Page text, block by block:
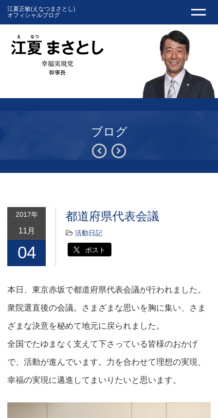
江夏正敏(えなつまさとし)
オフィシャルブログ
ブログ
2017年
11月
04
都道府県代表会議
活動日記
ポスト
本日、東京赤坂で都道府県代表会議が行われました。
衆院選直後の会議。さまざまな思いを胸に集い、さま
ざまな決意を秘めて地元に戻られました。
全国でたゆまなく支えて下さっている皆様のおかげ
で、活動が進んでいます。力を合わせて理想の実現、
幸福の実現に邁進してまいりたいと思います。